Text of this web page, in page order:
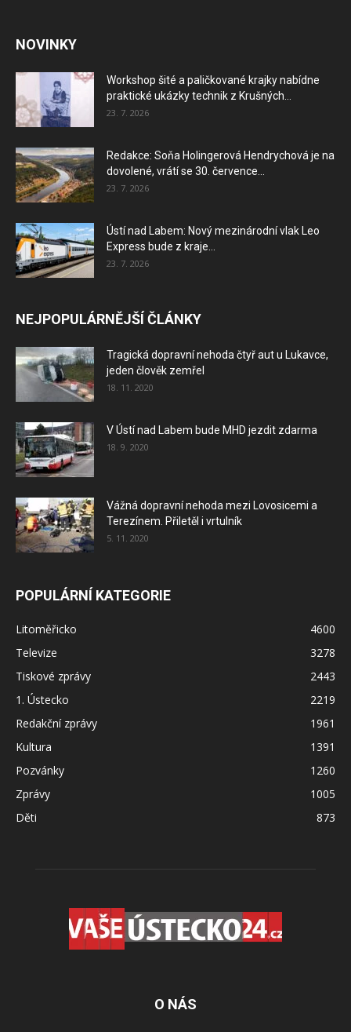
NOVINKY
Workshop šité a paličkované krajky nabídne
praktické ukázky technik z Krušných...
23. 7. 2026
Redakce: Soňa Holingerová Hendrychová je na
dovolené, vrátí se 30. července...
23. 7. 2026
Ústí nad Labem: Nový mezinárodní vlak Leo
Express bude z kraje...
23. 7. 2026
NEJPOPULÁRNĚJŠÍ ČLÁNKY
Tragická dopravní nehoda čtyř aut u Lukavce,
jeden člověk zemřel
18. 11. 2020
V Ústí nad Labem bude MHD jezdit zdarma
18. 9. 2020
Vážná dopravní nehoda mezi Lovosicemi a
Terezínem. Přiletěl i vrtulník
5. 11. 2020
POPULÁRNÍ KATEGORIE
Litoměřicko
4600
Televize
3278
Tiskové zprávy
2443
1. Ústecko
2219
Redakční zprávy
1961
Kultura
1391
Pozvánky
1260
Zprávy
1005
Děti
873
O NÁS